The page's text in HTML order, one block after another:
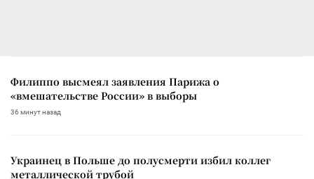
Филиппо высмеял заявления Парижа о
«вмешательстве России» в выборы
36 минут назад
Украинец в Польше до полусмерти избил коллег
металлической трубой